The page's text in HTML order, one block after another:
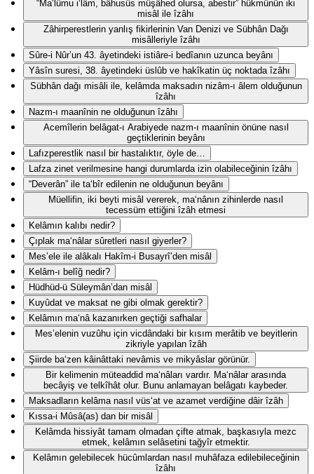
“Ma‘lûmu i‘lâm, bâhusûs müşâhed olursa, abestir” hükmünün iki
misâl ile îzâhı
Zâhirperestlerin yanlış fikirlerinin Van Denizi ve Sübhân Dağı
misâlleriyle îzâhı
Sûre-i Nûr’un 43. âyetindeki istiâre-i bedîanın uzunca beyânı
Yâsîn suresi, 38. âyetindeki üslûb ve hakîkatin üç noktada îzâhı
Sübhân dağı misâli ile, kelâmda maksadın nizâm-ı âlem olduğunun
îzâhı
Nazm-ı maanînin ne olduğunun îzâhı
Acemîlerin belâgat-ı Arabiyede nazm-ı maanînin önüne nasıl
geçtiklerinin beyânı
Lafızperestlik nasıl bir hastalıktır, öyle de…
Lafza zinet verilmesine hangi durumlarda izin olabileceğinin îzâhı
“Deverân” ile ta‘bîr edilenin ne olduğunun beyânı
Müellifin, iki beyti misâl vererek, ma‘nânın zihinlerde nasıl
tecessüm ettiğini îzâh etmesi
Kelâmın kalıbı nedir?
Çıplak ma‘nâlar sûretleri nasıl giyerler?
Mes’ele ile alâkalı Hakîm-i Busayrî’den misâl
Kelâm-ı belîğ nedir?
Hüdhüd-ü Süleymân’dan misâl
Kuyûdat ve maksat ne gibi olmak gerektir?
Kelâmın ma‘nâ kazanırken geçtiği safhalar
Mes’elenin vuzûhu için vicdândaki bir kısım merâtib ve beyitlerin
zikriyle yapılan îzâh
Şiirde ba‘zen kâinâttaki nevâmis ve mikyâslar görünür.
Bir kelimenin müteaddid ma‘nâları vardır. Ma‘nâlar arasında
becâyiş ve telkîhât olur. Bunu anlamayan belâgatı kaybeder.
Maksadların kelâma nasıl vüs‘at ve azamet verdiğine dâir îzâh
Kıssa-i Mûsâ(as) dan bir misâl
Kelâmda hissiyât tamam olmadan çifte atmak, başkasıyla mezc
etmek, kelâmın selâsetini tağyîr etmektir.
Kelâmın gelebilecek hücûmlardan nasıl muhâfaza edilebileceğinin
îzâhı